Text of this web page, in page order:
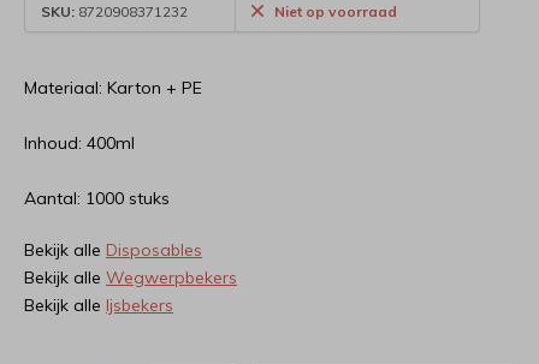
SKU: 8720908371232 Niet op voorraad
Materiaal: Karton + PE
Inhoud: 400ml
Aantal: 1000 stuks
Bekijk alle Disposables
Bekijk alle Wegwerpbekers
Bekijk alle Ijsbekers